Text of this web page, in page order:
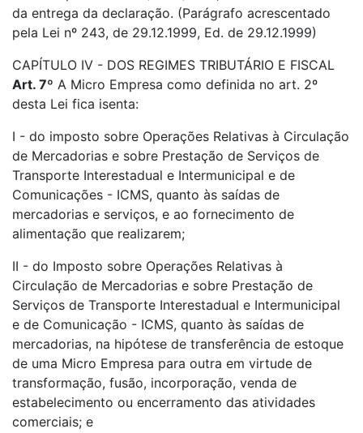
da entrega da declaração. (Parágrafo acrescentado
pela Lei nº 243, de 29.12.1999, Ed. de 29.12.1999)
CAPÍTULO IV - DOS REGIMES TRIBUTÁRIO E FISCAL
Art. 7º A Micro Empresa como definida no art. 2º
desta Lei fica isenta:
I - do imposto sobre Operações Relativas à Circulação
de Mercadorias e sobre Prestação de Serviços de
Transporte Interestadual e Intermunicipal e de
Comunicações - ICMS, quanto às saídas de
mercadorias e serviços, e ao fornecimento de
alimentação que realizarem;
II - do Imposto sobre Operações Relativas à
Circulação de Mercadorias e sobre Prestação de
Serviços de Transporte Interestadual e Intermunicipal
e de Comunicação - ICMS, quanto às saídas de
mercadorias, na hipótese de transferência de estoque
de uma Micro Empresa para outra em virtude de
transformação, fusão, incorporação, venda de
estabelecimento ou encerramento das atividades
comerciais; e